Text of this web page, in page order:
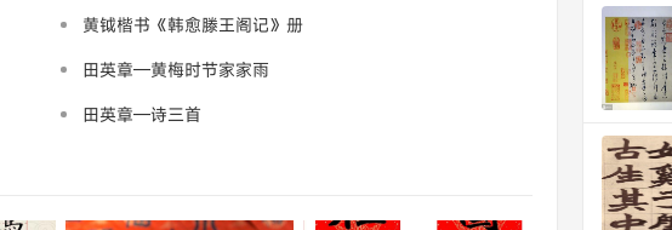
黄钺楷书《韩愈滕王阁记》册
田英章—黄梅时节家家雨
田英章—诗三首